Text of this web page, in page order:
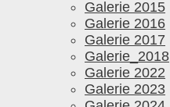
Galerie 2015
Galerie 2016
Galerie 2017
Galerie_2018
Galerie 2022
Galerie 2023